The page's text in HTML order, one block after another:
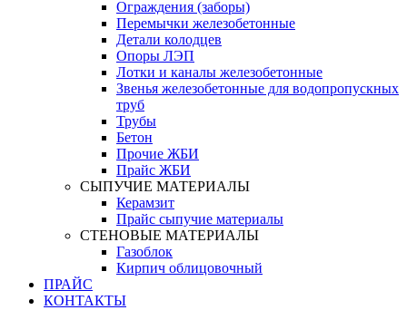
Ограждения (заборы)
Перемычки железобетонные
Детали колодцев
Опоры ЛЭП
Лотки и каналы железобетонные
Звенья железобетонные для водопропускных
труб
Трубы
Бетон
Прочие ЖБИ
Прайс ЖБИ
СЫПУЧИЕ МАТЕРИАЛЫ
Керамзит
Прайс сыпучие материалы
СТЕНОВЫЕ МАТЕРИАЛЫ
Газоблок
Кирпич облицовочный
ПРАЙС
КОНТАКТЫ